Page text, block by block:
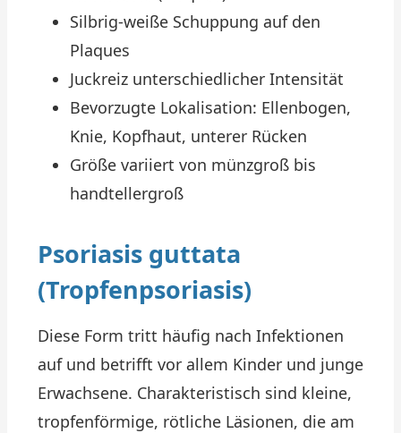
Silbrig-weiße Schuppung auf den
Plaques
Juckreiz unterschiedlicher Intensität
Bevorzugte Lokalisation: Ellenbogen,
Knie, Kopfhaut, unterer Rücken
Größe variiert von münzgroß bis
handtellergroß
Psoriasis guttata
(Tropfenpsoriasis)
Diese Form tritt häufig nach Infektionen
auf und betrifft vor allem Kinder und junge
Erwachsene. Charakteristisch sind kleine,
tropfenförmige, rötliche Läsionen, die am